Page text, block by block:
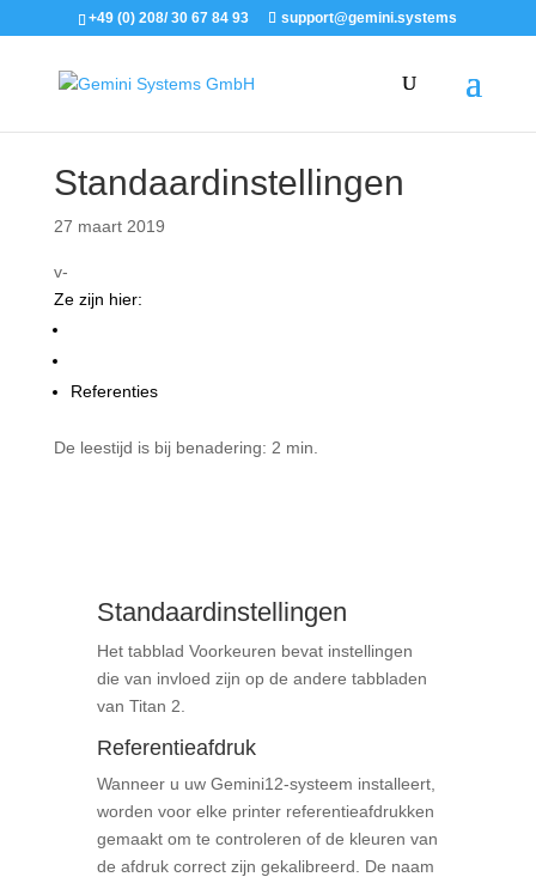
+49 (0) 208/ 30 67 84 93 support@gemini.systems
Standaardinstellingen
27 maart 2019
v-
Ze zijn hier:
Referenties
De leestijd is bij benadering: 2 min.
Standaardinstellingen
Het tabblad Voorkeuren bevat instellingen
die van invloed zijn op de andere tabbladen
van Titan 2.
Referentieafdruk
Wanneer u uw Gemini12-systeem installeert,
worden voor elke printer referentieafdrukken
gemaakt om te controleren of de kleuren van
de afdruk correct zijn gekalibreerd. De naam